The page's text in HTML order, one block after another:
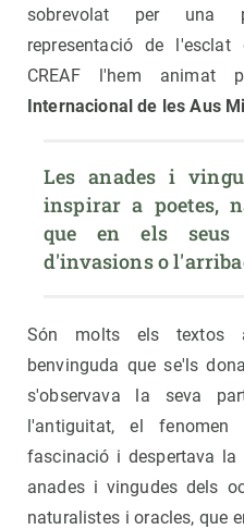
sobrevolat per una
representació de
CREAF l'hem
Internacional de les Aus
Les anades i
inspirar a poetes,
que en els seus
d'invasions o
Són molts els textos
benvinguda que se'ls
s'observava la seva
l'antiguitat, el
fascinació i despertava
anades i vingudes dels
naturalistes i oracles, que